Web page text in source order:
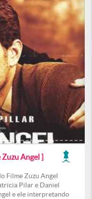
Angel ]
Filme Zuzu Angel
Pilar e Daniel
e ele interpretando